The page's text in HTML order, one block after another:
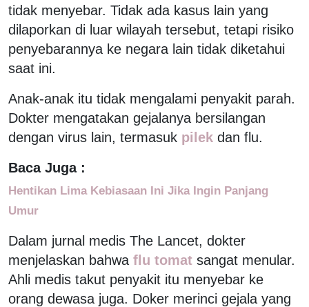
tidak menyebar. Tidak ada kasus lain yang
dilaporkan di luar wilayah tersebut, tetapi risiko
penyebarannya ke negara lain tidak diketahui
saat ini.
Anak-anak itu tidak mengalami penyakit parah.
Dokter mengatakan gejalanya bersilangan
dengan virus lain, termasuk pilek dan flu.
Baca Juga :
Hentikan Lima Kebiasaan Ini Jika Ingin Panjang
Umur
Dalam jurnal medis The Lancet, dokter
menjelaskan bahwa flu tomat sangat menular.
Ahli medis takut penyakit itu menyebar ke
orang dewasa juga. Doker merinci gejala yang